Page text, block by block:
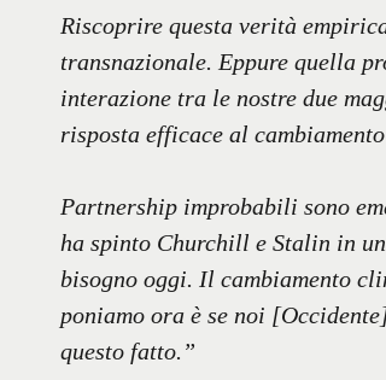
Riscoprire questa verità
transnazionale. Eppure quella
interazione tra le nostre due
risposta efficace al
Partnership improbabili sono
ha spinto Churchill e Stalin in
bisogno oggi. Il cambiamento
poniamo ora è se noi
questo fatto.”